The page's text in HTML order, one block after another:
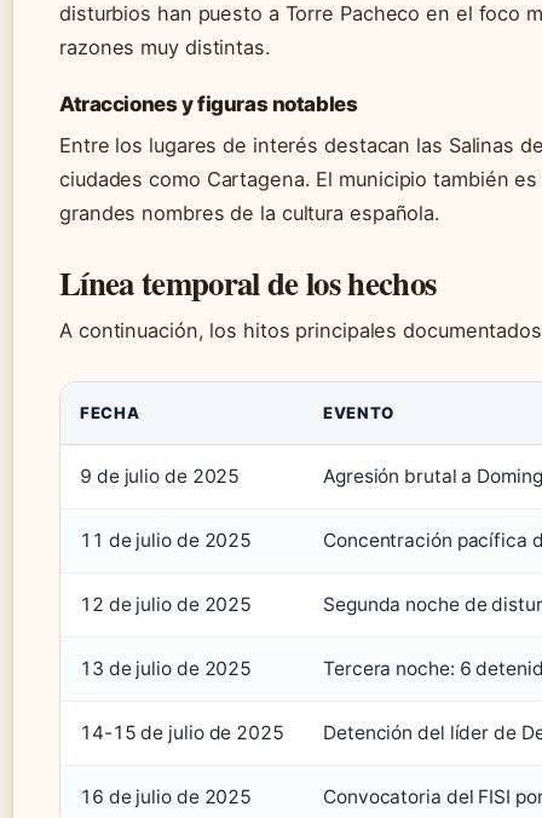
disturbios han puesto a Torre Pacheco en el foco
razones muy distintas.
Atracciones y figuras notables
Entre los lugares de interés destacan las Salinas
ciudades como Cartagena. El municipio también
grandes nombres de la cultura española.
Línea temporal de los hechos
A continuación, los hitos principales
FECHA EVENTO
9 de julio de 2025 Agresión brutal a
11 de julio de 2025 Concentración pacífica
12 de julio de 2025 Segunda noche de
13 de julio de 2025 Tercera noche: 6
14-15 de julio de 2025 Detención del líder de
16 de julio de 2025 Convocatoria del FISI